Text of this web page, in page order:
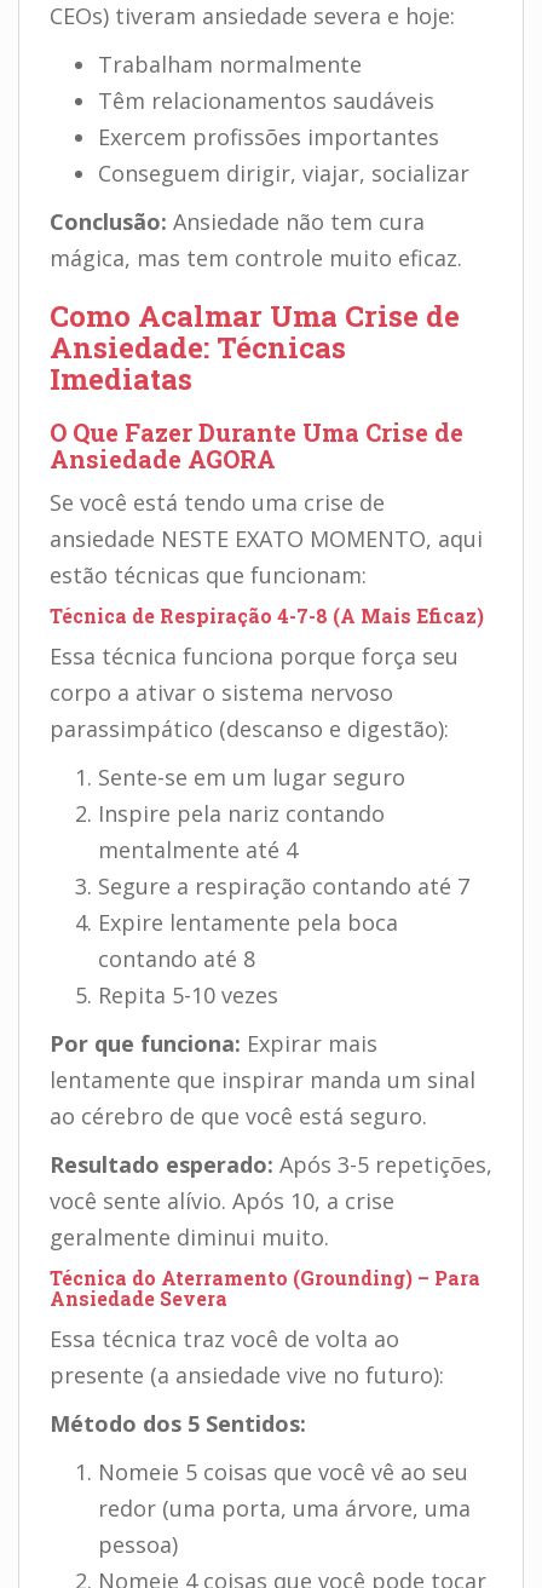
CEOs) tiveram ansiedade severa e hoje:
Trabalham normalmente
Têm relacionamentos saudáveis
Exercem profissões importantes
Conseguem dirigir, viajar, socializar
Conclusão: Ansiedade não tem cura
mágica, mas tem controle muito eficaz.
Como Acalmar Uma Crise de
Ansiedade: Técnicas
Imediatas
O Que Fazer Durante Uma Crise de
Ansiedade AGORA
Se você está tendo uma crise de
ansiedade NESTE EXATO MOMENTO, aqui
estão técnicas que funcionam:
Técnica de Respiração 4-7-8 (A Mais Eficaz)
Essa técnica funciona porque força seu
corpo a ativar o sistema nervoso
parassimpático (descanso e digestão):
Sente-se em um lugar seguro
Inspire pela nariz contando
mentalmente até 4
Segure a respiração contando até 7
Expire lentamente pela boca
contando até 8
Repita 5-10 vezes
Por que funciona: Expirar mais
lentamente que inspirar manda um sinal
ao cérebro de que você está seguro.
Resultado esperado: Após 3-5 repetições,
você sente alívio. Após 10, a crise
geralmente diminui muito.
Técnica do Aterramento (Grounding) – Para
Ansiedade Severa
Essa técnica traz você de volta ao
presente (a ansiedade vive no futuro):
Método dos 5 Sentidos:
Nomeie 5 coisas que você vê ao seu
redor (uma porta, uma árvore, uma
pessoa)
Nomeie 4 coisas que você pode tocar